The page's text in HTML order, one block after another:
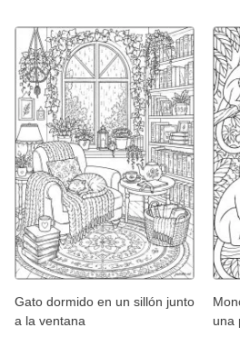
Gato dormido en un sillón junto
a la ventana
una